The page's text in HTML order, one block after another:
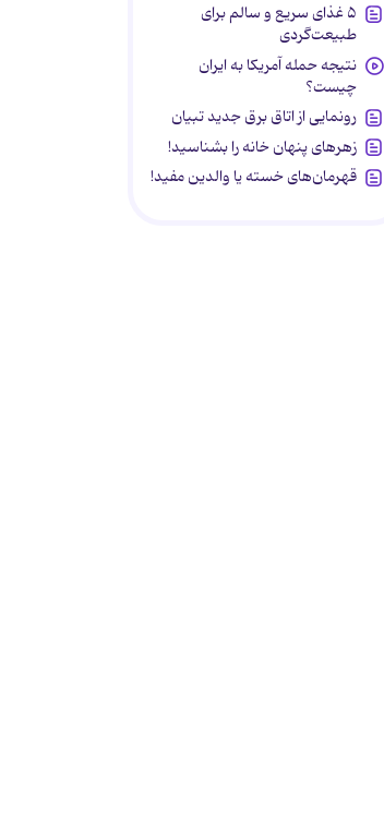
۵ غذای سریع و سالم برای
طبیعت‌گردی
نتیجه حمله آمریکا به ایران
چیست؟
رونمایی از اتاق برق جدید تبیان
زهرهای پنهان خانه را بشناسید!
قهرمان‌های خسته یا والدین مفید!